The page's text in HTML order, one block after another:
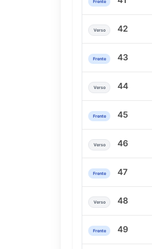
Frente
Verso 42
Frente 43
Verso 44
Frente 45
Verso 46
Frente 47
Verso 48
Frente 49